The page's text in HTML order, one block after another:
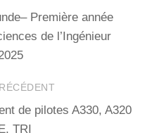
Première année
de l’Ingénieur
de pilotes A330, A320
TRI